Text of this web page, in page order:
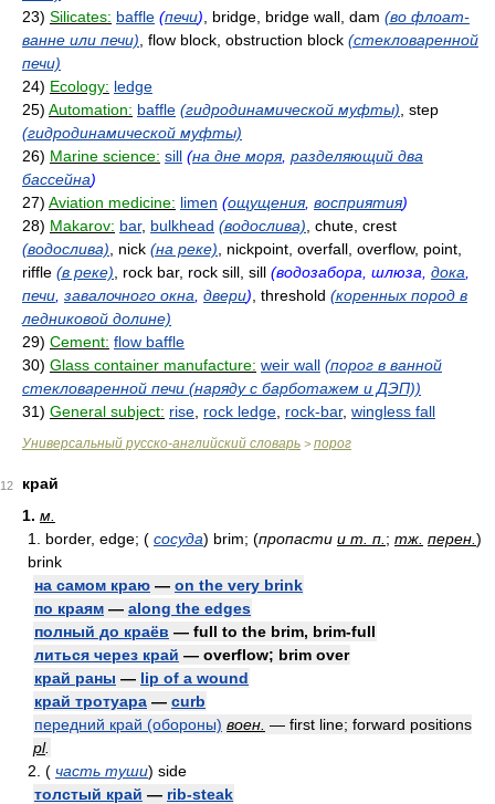
23) Silicates: baffle (печи) , bridge, bridge wall, dam (во флоат-
ванне или печи) , flow block, obstruction block (стекловаренной
печи)
24) Ecology: ledge
25) Automation: baffle (гидродинамической муфты) , step
(гидродинамической муфты)
26) Marine science: sill (на дне моря, разделяющий два
бассейна)
27) Aviation medicine: limen (ощущения, восприятия)
28) Makarov: bar, bulkhead (водослива) , chute, crest
(водослива) , nick (на реке) , nickpoint, overfall, overflow, point,
riffle (в реке) , rock bar, rock sill, sill (водозабора, шлюза, дока
печи завалочного окна двери) , threshold (коренных пород в
ледниковой долине)
29) Cement: flow baffle
30) Glass container manufacture: weir wall (порог в ванной
стекловаренной печи (наряду с барботажем и ДЭП))
31) General subject: rise rock ledge rock-bar, wingless fall
Универсальный русско-английский словарь > порог
12
край
1. м.
1. border, edge; ( сосуда) brim; (пропасти и т. п. ; тж. перен. )
brink
на самом краю — on the very brink
по краям — along the edges
полный до краёв — full to the brim, brim-full
литься через край — overflow; brim over
край раны — lip of a wound
край тротуара — curb
передний край (обороны) воен. — first line; forward positions
pl.
2. ( часть туши) side
толстый край — rib-steak